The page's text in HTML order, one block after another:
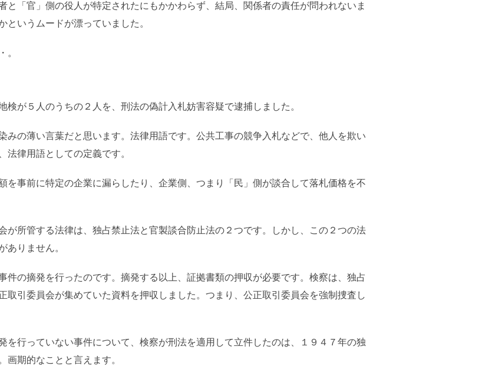
と「官」側の役人が特定されたにもかかわらず、結局、関係者の責任が問われないま
というムードが漂っていました。
。
検が５人のうちの２人を、刑法の偽計入札妨害容疑で逮捕しました。
みの薄い言葉だと思います。法律用語です。公共工事の競争入札などで、他人を欺い
法律用語としての定義です。
を事前に特定の企業に漏らしたり、企業側、つまり「民」側が談合して落札価格を不
が所管する法律は、独占禁止法と官製談合防止法の２つです。しかし、この２つの法
ありません。
件の摘発を行ったのです。摘発する以上、証拠書類の押収が必要です。検察は、独占
取引委員会が集めていた資料を押収しました。つまり、公正取引委員会を強制捜査し
を行っていない事件について、検察が刑法を適用して立件したのは、１９４７年の独
画期的なことと言えます。